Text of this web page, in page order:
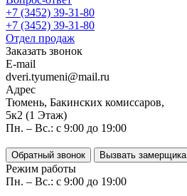
+7 (3452) 39-31-80
+7 (3452) 39-31-80
Отдел продаж
Заказать звонок
E-mail
dveri.tyumeni@mail.ru
Адрес
Тюмень, Бакинских комиссаров,
5к2 (1 Этаж)
Пн. – Вс.: с 9:00 до 19:00
Обратный звонок Вызвать замерщика
Режим работы
Пн. – Вс.: с 9:00 до 19:00